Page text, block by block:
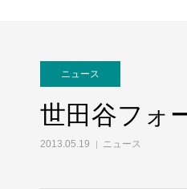
ニュース
世田谷フォ
2013.05.19 ニュース